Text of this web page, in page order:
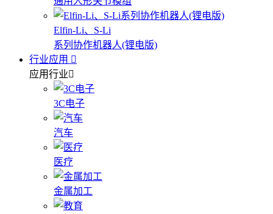
Elfin-Li、S-Li
系列协作机器人(锂电版)
行业应用
应用行业
3C电子
汽车
医疗
金属加工